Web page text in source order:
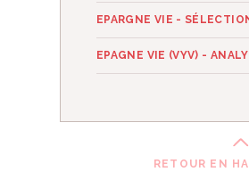
EPARGNE VIE -
EPAGNE VIE (VYV) -
RETOUR EN